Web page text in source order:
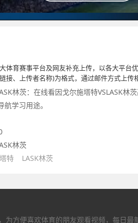
体育赛事平台及网友补充上传，以各大平
接、上传者名称)为格式，通过邮件方式上
林茨：在线看因戈尔施塔特VSLASK
学习用途。
林茨
特 LASK林茨
为方便喜欢体育的朋友观看视频，每日